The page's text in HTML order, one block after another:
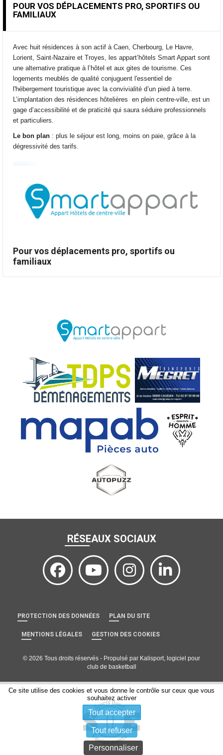
POUR VOS DÉPLACEMENTS PRO, SPORTIFS OU
FAMILIAUX
Avec huit résidences à son actif à Caen, Cherbourg, Le Havre,
Lorient, Saint-Nazaire et Troyes, les appart’hôtels Smart Appart sont
une alternative pratique à l’hôtel et aux gites de tourisme. Ces
logements meublés de qualité conjuguent l'essentiel de
l'hébergement touristique avec la convivialité d’un pied à terre.
L’implantation des résidences hôtelières en plein centre-ville, est un
gage d’accessibilité et de praticité qui saura séduire professionnels
et particuliers.
Le bon plan : plus le séjour est long, moins on paie, grâce à la
dégressivité des tarifs.
Pour vos déplacements pro, sportifs ou
familiaux
RÉSEAUX SOCIAUX
PROTECTION DES DONNÉES PLAN DU SITE
MENTIONS LÉGALES GESTION DES COOKIES
© 2026 Tous droits réservés - Propulsé par Kalisport, logiciel pour
club de basketball
Ce site utilise des cookies et vous donne le contrôle sur ceux que vous
souhaitez activer
Tout accepter
Tout refuser
Personnaliser